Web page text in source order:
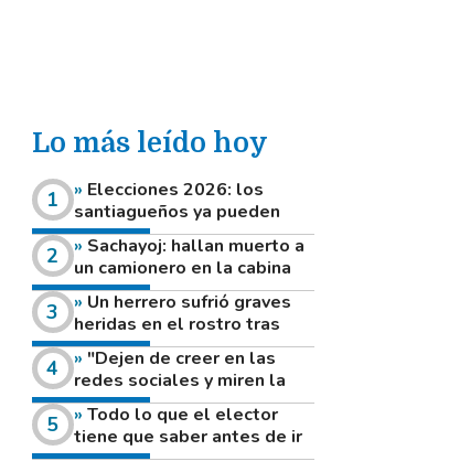
Lo más leído hoy
Elecciones 2026: los
santiagueños ya pueden
consultar dónde votan este
domingo
Sachayoj: hallan muerto a
un camionero en la cabina
de su vehículo a la vera de
un camino rural
Un herrero sufrió graves
heridas en el rostro tras
reventar el disco de una
amoladora
"Dejen de creer en las
redes sociales y miren la
heladera de sus casas": el
fuerte mensaje de una joven
que votó por primera vez
Todo lo que el elector
tiene que saber antes de ir
a votar este domingo